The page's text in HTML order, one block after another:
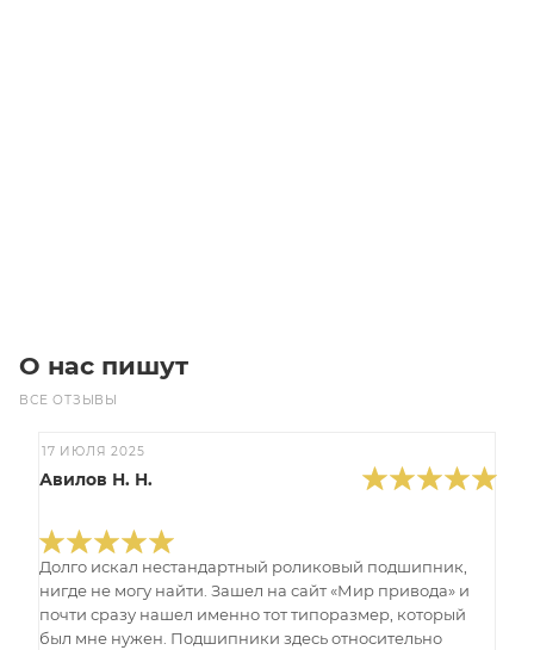
О нас пишут
ВСЕ ОТЗЫВЫ
17 ИЮЛЯ 2025
Авилов Н. Н.
Долго искал нестандартный роликовый подшипник,
нигде не могу найти. Зашел на сайт «Мир привода» и
почти сразу нашел именно тот типоразмер, который
был мне нужен. Подшипники здесь относительно